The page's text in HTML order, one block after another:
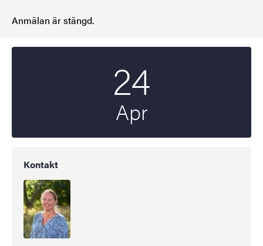
Anmälan är stängd.
24
Apr
Kontakt